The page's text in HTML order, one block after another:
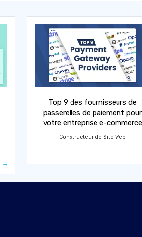
Top 9 des fournisseurs de
passerelles de paiement pour
votre entreprise e-commerce
Constructeur de Site Web